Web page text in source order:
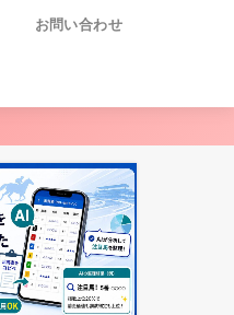
お問い合わせ